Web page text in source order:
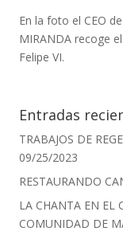
En la foto el CEO
MIRANDA recoge
Felipe VI.
Entradas
TRABAJOS DE
09/25/2023
RESTAURANDO
LA CHANTA EN EL
COMUNIDAD DE